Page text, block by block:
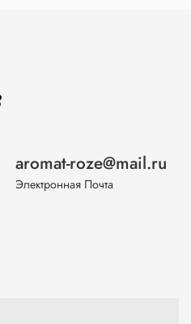
aromat-roze@mail.ru
Электронная Почта